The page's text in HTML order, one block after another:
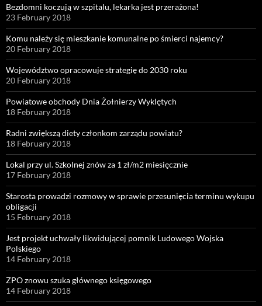
Bezdomni koczują w szpitalu, lekarka jest przerażona!
23 February 2018
Komu należy się mieszkanie komunalne po śmierci najemcy?
20 February 2018
Województwo opracowuje strategię do 2030 roku
20 February 2018
Powiatowe obchody Dnia Żołnierzy Wyklętych
18 February 2018
Radni zwiększą diety członkom zarządu powiatu?
18 February 2018
Lokal przy ul. Szkolnej znów za 1 zł/m2 miesięcznie
17 February 2018
Starosta prowadzi rozmowy w sprawie przesunięcia terminu wykupu
obligacji
15 February 2018
Jest projekt uchwały likwidującej pomnik Ludowego Wojska
Polskiego
14 February 2018
ZPO znowu szuka głównego księgowego
14 February 2018